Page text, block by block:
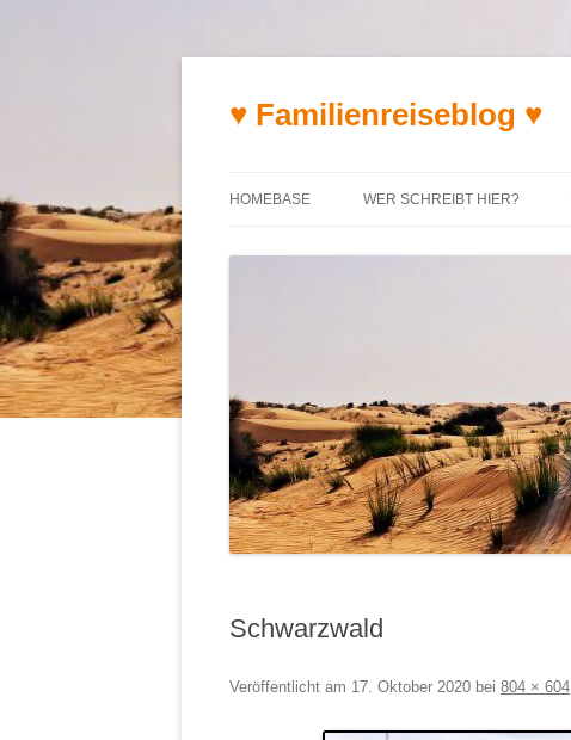
♥ Familienreiseblog ♥
HOMEBASE WER SCHREIBT HIER?
Schwarzwald
Veröffentlicht am 17. Oktober 2020 bei 804 × 604